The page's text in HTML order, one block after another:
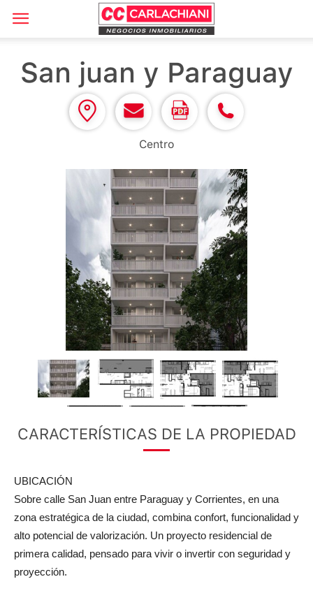
San juan y Paraguay
Centro
CARACTERÍSTICAS DE LA PROPIEDAD
UBICACIÓN
Sobre calle San Juan entre Paraguay y Corrientes, en una
zona estratégica de la ciudad, combina confort, funcionalidad y
alto potencial de valorización. Un proyecto residencial de
primera calidad, pensado para vivir o invertir con seguridad y
proyección.